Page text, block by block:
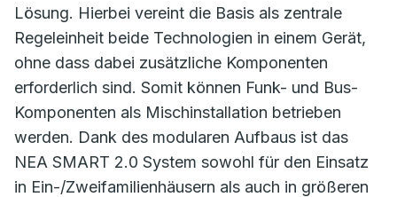
Lösung. Hierbei vereint die Basis als zentrale
Regeleinheit beide Technologien in einem Gerät,
ohne dass dabei zusätzliche Komponenten
erforderlich sind. Somit können Funk- und Bus-
Komponenten als Mischinstallation betrieben
werden. Dank des modularen Aufbaus ist das
NEA SMART 2.0 System sowohl für den Einsatz
in Ein-/Zweifamilienhäusern als auch in größeren